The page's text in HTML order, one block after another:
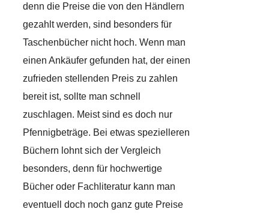
denn die Preise die von den Händlern
gezahlt werden, sind besonders für
Taschenbücher nicht hoch. Wenn man
einen Ankäufer gefunden hat, der einen
zufrieden stellenden Preis zu zahlen
bereit ist, sollte man schnell
zuschlagen. Meist sind es doch nur
Pfennigbeträge. Bei etwas spezielleren
Büchern lohnt sich der Vergleich
besonders, denn für hochwertige
Bücher oder Fachliteratur kann man
eventuell doch noch ganz gute Preise